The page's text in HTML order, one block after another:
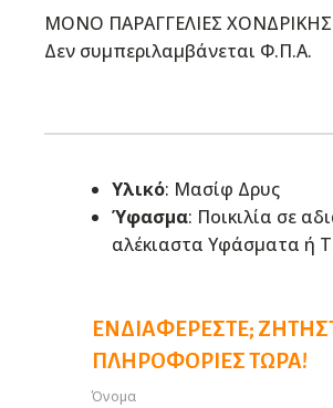
ΜΟΝΟ ΠΑΡΑΓΓΕΛΙΕΣ ΧΟΝΔΡΙΚΗΣ
Δεν συμπεριλαμβάνεται Φ.Π.Α.
Υλικό: Μασίφ Δρυς
Ύφασμα: Ποικιλία σε
αλέκιαστα Υφάσματα ή
ΕΝΔΙΑΦΈΡΕΣΤΕ;
ΠΛΗΡΟΦΟΡΊΕΣ ΤΏΡΑ!
Όνομα